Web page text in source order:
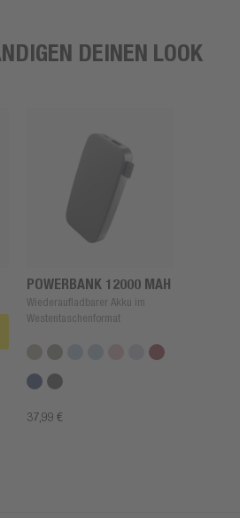
DEINEN LOOK
POWERBANK 12000 MAH
Wiederaufladbarer Akku im
Westentaschenformat
37,99 €